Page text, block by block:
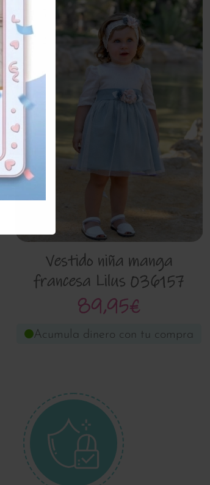
Vestido niña manga
francesa Lilus 036157
89,95€
Acumula dinero con tu compra